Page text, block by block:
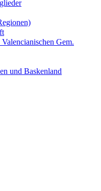
Gem.
und Baskenland